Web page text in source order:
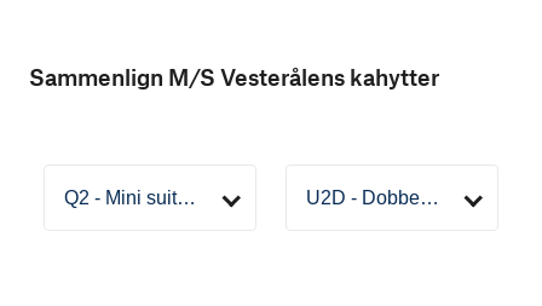
Sammenlign M/S Vesterålens kahytter